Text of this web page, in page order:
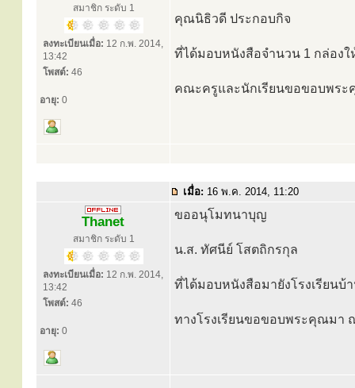
สมาชิก ระดับ 1
ลงทะเบียนเมื่อ: 12 ก.พ. 2014,
13:42
โพสต์: 46
อายุ: 0
คุณนิธิวดี ประกอบกิจ
ที่ได้มอบหนังสือจำนวน 1 กล่องใ
คณะครูและนักเรียนขอขอบพร
เมื่อ: 16 พ.ค. 2014, 11:20
Thanet
สมาชิก ระดับ 1
ลงทะเบียนเมื่อ: 12 ก.พ. 2014,
13:42
โพสต์: 46
อายุ: 0
ขออนุโมทนาบุญ
น.ส. ทัศนีย์ โสตถิกรกุล
ที่ได้มอบหนังสือมายังโรงเรียนบ้
ทางโรงเรียนขอขอบพระคุณมา